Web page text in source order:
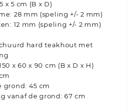
x 5 cm (B x D)
28 mm (speling +/- 2 mm)
12 mm (speling +/- 2 mm)
hard teakhout met
x 60 x 90 cm (B x D x H)
grond: 45 cm
vanaf de grond: 67 cm